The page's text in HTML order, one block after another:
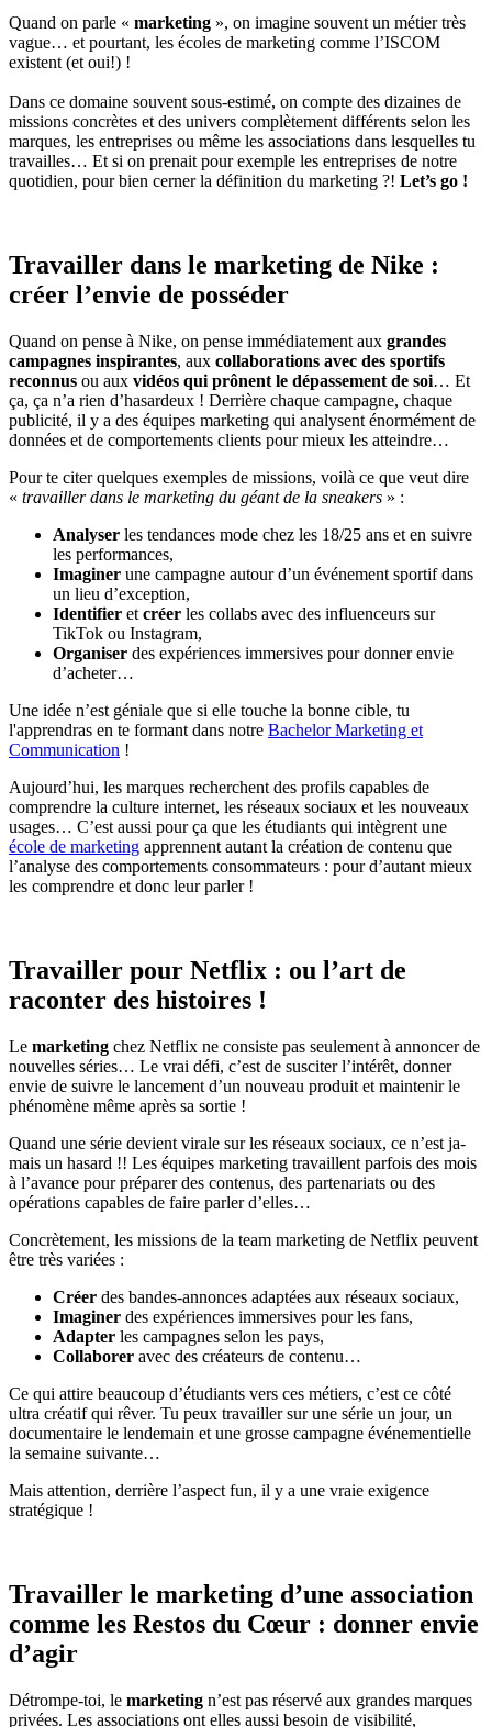
Quand on parle « marketing », on imagine souvent un métier très
vague… et pourtant, les écoles de marketing comme l’ISCOM
existent (et oui!) !
Dans ce domaine souvent sous-estimé, on compte des dizaines de
missions concrètes et des univers complètement différents selon les
marques, les entreprises ou même les associations dans lesquelles tu
travailles… Et si on prenait pour exemple les entreprises de notre
quotidien, pour bien cerner la définition du marketing ?! Let’s go !
Travailler dans le marketing de Nike :
créer l’envie de posséder
Quand on pense à Nike, on pense immédiatement aux grandes
campagnes inspirantes, aux collaborations avec des sportifs
reconnus ou aux vidéos qui prônent le dépassement de soi… Et
ça, ça n’a rien d’hasardeux ! Derrière chaque campagne, chaque
publicité, il y a des équipes marketing qui analysent énormément de
données et de comportements clients pour mieux les atteindre…
Pour te citer quelques exemples de missions, voilà ce que veut dire
« travailler dans le marketing du géant de la sneakers » :
Analyser les tendances mode chez les 18/25 ans et en suivre
les performances,
Imaginer une campagne autour d’un événement sportif dans
un lieu d’exception,
Identifier et créer les collabs avec des influenceurs sur
TikTok ou Instagram,
Organiser des expériences immersives pour donner envie
d’acheter…
Une idée n’est géniale que si elle touche la bonne cible, tu
l'apprendras en te formant dans notre Bachelor Marketing et
Communication !
Aujourd’hui, les marques recherchent des profils capables de
comprendre la culture internet, les réseaux sociaux et les nouveaux
usages… C’est aussi pour ça que les étudiants qui intègrent une
école de marketing apprennent autant la création de contenu que
l’analyse des comportements consommateurs : pour d’autant mieux
les comprendre et donc leur parler !
Travailler pour Netflix : ou l’art de
raconter des histoires !
Le marketing chez Netflix ne consiste pas seulement à annoncer de
nouvelles séries… Le vrai défi, c’est de susciter l’intérêt, donner
envie de suivre le lancement d’un nouveau produit et maintenir le
phénomène même après sa sortie !
Quand une série devient virale sur les réseaux sociaux, ce n’est ja-
mais un hasard !! Les équipes marketing travaillent parfois des mois
à l’avance pour préparer des contenus, des partenariats ou des
opérations capables de faire parler d’elles…
Concrètement, les missions de la team marketing de Netflix peuvent
être très variées :
Créer des bandes-annonces adaptées aux réseaux sociaux,
Imaginer des expériences immersives pour les fans,
Adapter les campagnes selon les pays,
Collaborer avec des créateurs de contenu…
Ce qui attire beaucoup d’étudiants vers ces métiers, c’est ce côté
ultra créatif qui rêver. Tu peux travailler sur une série un jour, un
documentaire le lendemain et une grosse campagne événementielle
la semaine suivante…
Mais attention, derrière l’aspect fun, il y a une vraie exigence
stratégique !
Travailler le marketing d’une association
comme les Restos du Cœur : donner envie
d’agir
Détrompe-toi, le marketing n’est pas réservé aux grandes marques
privées. Les associations ont elles aussi besoin de visibilité,